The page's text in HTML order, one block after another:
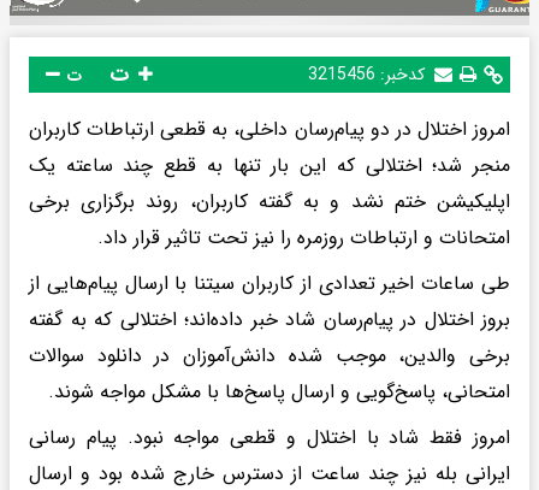
کدخبر: 3215456 ت
امروز اختلال در دو پیام‌رسان داخلی، به قطعی ارتباطات کاربران
منجر شد؛ اختلالی که این بار تنها به قطع چند ساعته یک
اپلیکیشن ختم نشد و به گفته کاربران، روند برگزاری برخی
امتحانات و ارتباطات روزمره را نیز تحت تاثیر قرار داد.
طی ساعات اخیر تعدادی از کاربران سیتنا با ارسال پیام‌هایی از
بروز اختلال در پیام‌رسان شاد خبر داده‌اند؛ اختلالی که به گفته
برخی والدین، موجب شده دانش‌آموزان در دانلود سوالات
امتحانی، پاسخ‌گویی و ارسال پاسخ‌ها با مشکل مواجه شوند.
امروز فقط شاد با اختلال و قطعی مواجه نبود. پیام رسانی
ایرانی بله نیز چند ساعت از دسترس خارج شده بود و ارسال